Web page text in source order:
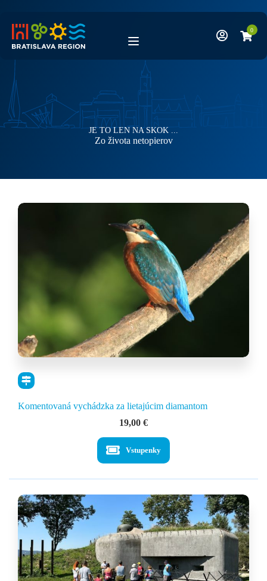
content
0
JE TO LEN NA SKOK ...
Kategória
Zo života netopierov
Komentovaná vychádzka za lietajúcim diamantom
19,00 €
Vstupenky